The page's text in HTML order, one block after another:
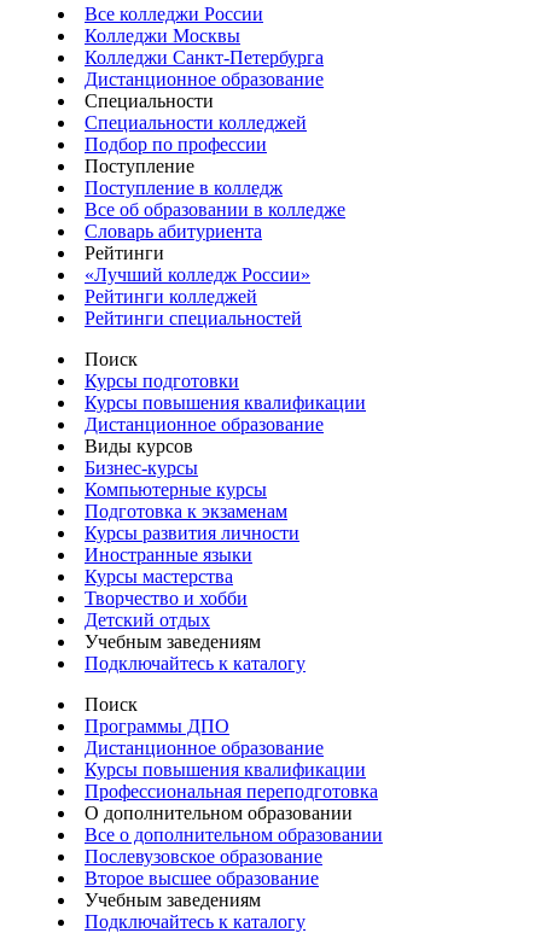
Все колледжи России
Колледжи Москвы
Колледжи Санкт-Петербурга
Дистанционное образование
Специальности
Специальности колледжей
Подбор по профессии
Поступление
Поступление в колледж
Все об образовании в колледже
Словарь абитуриента
Рейтинги
«Лучший колледж России»
Рейтинги колледжей
Рейтинги специальностей
Поиск
Курсы подготовки
Курсы повышения квалификации
Дистанционное образование
Виды курсов
Бизнес-курсы
Компьютерные курсы
Подготовка к экзаменам
Курсы развития личности
Иностранные языки
Курсы мастерства
Творчество и хобби
Детский отдых
Учебным заведениям
Подключайтесь к каталогу
Поиск
Программы ДПО
Дистанционное образование
Курсы повышения квалификации
Профессиональная переподготовка
О дополнительном образовании
Все о дополнительном образовании
Послевузовское образование
Второе высшее образование
Учебным заведениям
Подключайтесь к каталогу